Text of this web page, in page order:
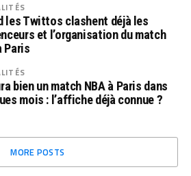
les Twittos clashent déjà les
et l’organisation du match
Paris
bien un match NBA à Paris dans
mois : l’affiche déjà connue ?
MORE POSTS